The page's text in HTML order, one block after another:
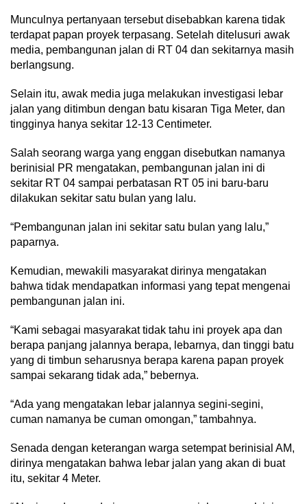
Munculnya pertanyaan tersebut disebabkan karena tidak
terdapat papan proyek terpasang. Setelah ditelusuri awak
media, pembangunan jalan di RT 04 dan sekitarnya masih
berlangsung.
Selain itu, awak media juga melakukan investigasi lebar
jalan yang ditimbun dengan batu kisaran Tiga Meter, dan
tingginya hanya sekitar 12-13 Centimeter.
Salah seorang warga yang enggan disebutkan namanya
berinisial PR mengatakan, pembangunan jalan ini di
sekitar RT 04 sampai perbatasan RT 05 ini baru-baru
dilakukan sekitar satu bulan yang lalu.
“Pembangunan jalan ini sekitar satu bulan yang lalu,”
paparnya.
Kemudian, mewakili masyarakat dirinya mengatakan
bahwa tidak mendapatkan informasi yang tepat mengenai
pembangunan jalan ini.
“Kami sebagai masyarakat tidak tahu ini proyek apa dan
berapa panjang jalannya berapa, lebarnya, dan tinggi batu
yang di timbun seharusnya berapa karena papan proyek
sampai sekarang tidak ada,” bebernya.
“Ada yang mengatakan lebar jalannya segini-segini,
cuman namanya be cuman omongan,” tambahnya.
Senada dengan keterangan warga setempat berinisial AM,
dirinya mengatakan bahwa lebar jalan yang akan di buat
itu, sekitar 4 Meter.